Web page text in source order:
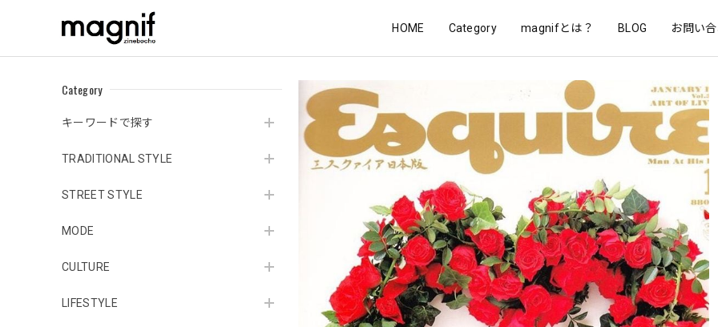
HOME Category magnifとは？ BLOG お問い
Category
キーワードで探す
TRADITIONAL STYLE
STREET STYLE
MODE
CULTURE
LIFESTYLE